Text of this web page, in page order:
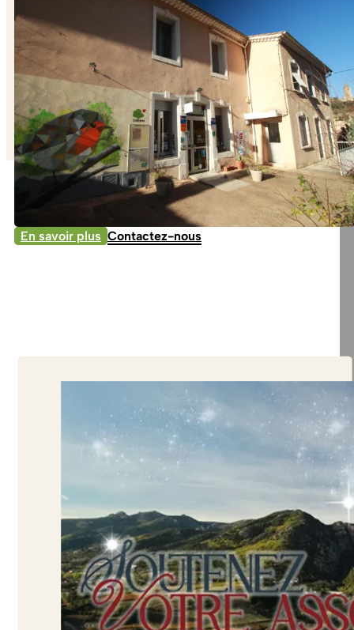
France Services
Contactez-nous
En savoir plus Contactez-nous